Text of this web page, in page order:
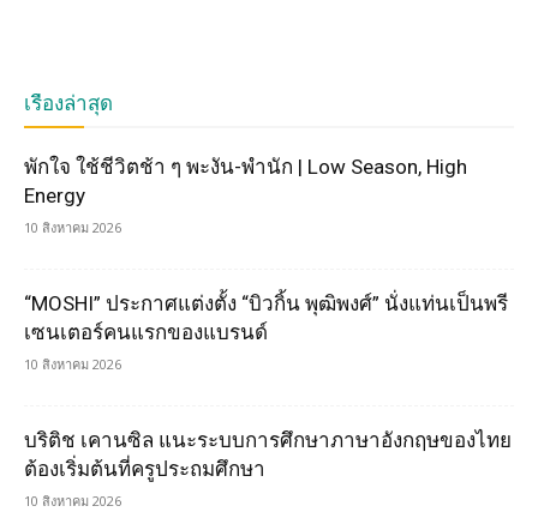
เรื่องล่าสุด
พักใจ ใช้ชีวิตช้า ๆ พะงัน-พำนัก | Low Season, High
Energy
10 สิงหาคม 2026
“MOSHI” ประกาศแต่งตั้ง “บิวกิ้น พุฒิพงศ์” นั่งแท่นเป็นพรี
เซนเตอร์คนแรกของแบรนด์
10 สิงหาคม 2026
บริติช เคานซิล แนะระบบการศึกษาภาษาอังกฤษของไทย
ต้องเริ่มต้นที่ครูประถมศึกษา
10 สิงหาคม 2026